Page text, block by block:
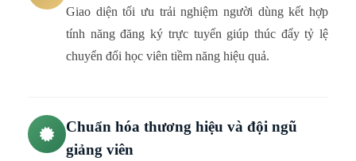
Giao diện tối ưu trải nghiệm người dùng kết hợp
tính năng đăng ký trực tuyến giúp thúc đẩy tỷ lệ
chuyển đổi học viên tiềm năng hiệu quả.
Chuẩn hóa thương hiệu và đội ngũ
giảng viên